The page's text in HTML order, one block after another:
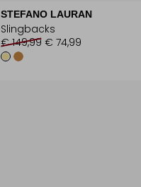
STEFANO LAURAN
Slingbacks
€ 149,99 € 74,99